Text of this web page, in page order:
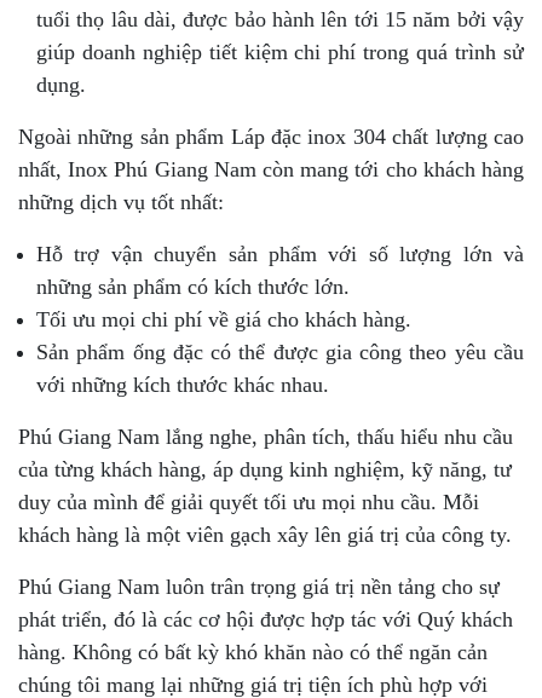
tuổi thọ lâu dài, được bảo hành lên tới 15 năm bởi vậy
giúp doanh nghiệp tiết kiệm chi phí trong quá trình sử
dụng.
Ngoài những sản phẩm Láp đặc inox 304 chất lượng cao
nhất, Inox Phú Giang Nam còn mang tới cho khách hàng
những dịch vụ tốt nhất:
Hỗ trợ vận chuyển sản phẩm với số lượng lớn và
những sản phẩm có kích thước lớn.
Tối ưu mọi chi phí về giá cho khách hàng.
Sản phẩm ống đặc có thể được gia công theo yêu cầu
với những kích thước khác nhau.
Phú Giang Nam lắng nghe, phân tích, thấu hiểu nhu cầu
của từng khách hàng, áp dụng kinh nghiệm, kỹ năng, tư
duy của mình để giải quyết tối ưu mọi nhu cầu. Mỗi
khách hàng là một viên gạch xây lên giá trị của công ty.
Phú Giang Nam luôn trân trọng giá trị nền tảng cho sự
phát triển, đó là các cơ hội được hợp tác với Quý khách
hàng. Không có bất kỳ khó khăn nào có thể ngăn cản
chúng tôi mang lại những giá trị tiện ích phù hợp với